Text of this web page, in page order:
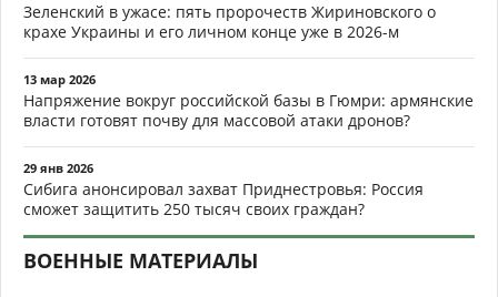
Зеленский в ужасе: пять пророчеств Жириновского о
крахе Украины и его личном конце уже в 2026-м
13 мар 2026
Напряжение вокруг российской базы в Гюмри: армянские
власти готовят почву для массовой атаки дронов?
29 янв 2026
Сибига анонсировал захват Приднестровья: Россия
сможет защитить 250 тысяч своих граждан?
ВОЕННЫЕ МАТЕРИАЛЫ